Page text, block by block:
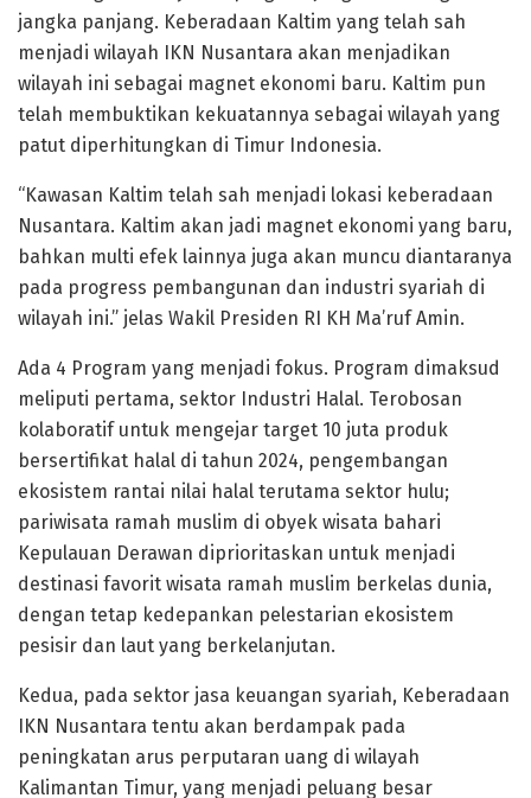
jangka panjang. Keberadaan Kaltim yang telah sah
menjadi wilayah IKN Nusantara akan menjadikan
wilayah ini sebagai magnet ekonomi baru. Kaltim pun
telah membuktikan kekuatannya sebagai wilayah yang
patut diperhitungkan di Timur Indonesia.
“Kawasan Kaltim telah sah menjadi lokasi keberadaan
Nusantara. Kaltim akan jadi magnet ekonomi yang baru,
bahkan multi efek lainnya juga akan muncu diantaranya
pada progress pembangunan dan industri syariah di
wilayah ini.” jelas Wakil Presiden RI KH Ma’ruf Amin.
Ada 4 Program yang menjadi fokus. Program dimaksud
meliputi pertama, sektor Industri Halal. Terobosan
kolaboratif untuk mengejar target 10 juta produk
bersertifikat halal di tahun 2024, pengembangan
ekosistem rantai nilai halal terutama sektor hulu;
pariwisata ramah muslim di obyek wisata bahari
Kepulauan Derawan diprioritaskan untuk menjadi
destinasi favorit wisata ramah muslim berkelas dunia,
dengan tetap kedepankan pelestarian ekosistem
pesisir dan laut yang berkelanjutan.
Kedua, pada sektor jasa keuangan syariah, Keberadaan
IKN Nusantara tentu akan berdampak pada
peningkatan arus perputaran uang di wilayah
Kalimantan Timur, yang menjadi peluang besar